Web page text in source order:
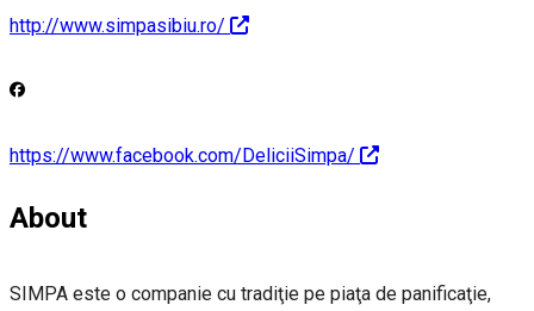
http://www.simpasibiu.ro/
https://www.facebook.com/DeliciiSimpa/
About
SIMPA este o companie cu tradiţie pe piaţa de panificaţie,